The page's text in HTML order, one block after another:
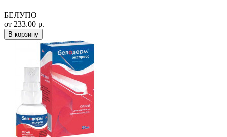
БЕЛУПО
от 233.00 р.
В корзину